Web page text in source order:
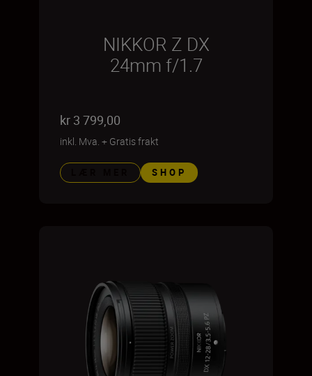
NIKKOR Z DX
24mm f/1.7
kr 3 799,00
inkl. Mva. + Gratis frakt
SHOP